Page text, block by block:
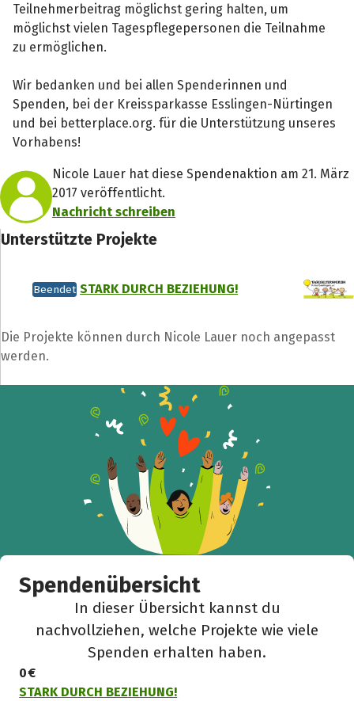
Teilnehmerbeitrag möglichst gering halten, um
möglichst vielen Tagespflegepersonen die Teilnahme
zu ermöglichen.
Wir bedanken und bei allen Spenderinnen und
Spenden, bei der Kreissparkasse Esslingen-Nürtingen
und bei betterplace.org. für die Unterstützung unseres
Vorhabens!
Nicole Lauer hat diese Spendenaktion am 21. März
2017 veröffentlicht.
Nachricht schreiben
Unterstützte Projekte
Beendet STARK DURCH BEZIEHUNG!
Die Projekte können durch Nicole Lauer noch angepasst
werden.
Spendenübersicht
In dieser Übersicht kannst du
nachvollziehen, welche Projekte wie viele
Spenden erhalten haben.
0 €
STARK DURCH BEZIEHUNG!